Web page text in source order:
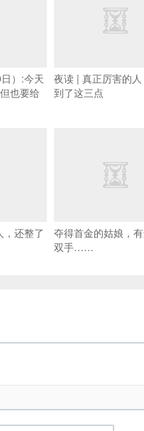
）:今天
也要给
夜读 | 真正厉害的
到了这三点
，还整了
夺得首金的姑娘，
双手……